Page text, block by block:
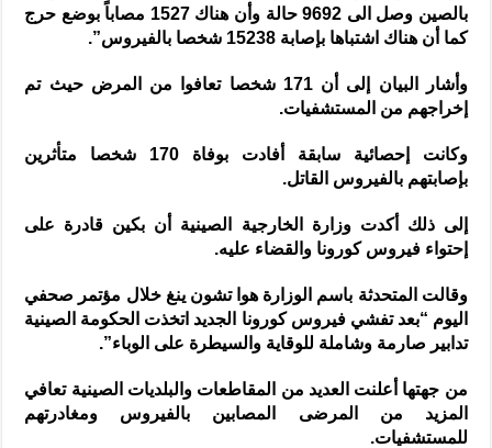
بالصين وصل الى 9692 حالة وأن هناك 1527 مصاباً بوضع حرج
كما أن هناك اشتباها بإصابة 15238 شخصا بالفيروس”.
وأشار البيان إلى أن 171 شخصا تعافوا من المرض حيث تم
إخراجهم من المستشفيات.
وكانت إحصائية سابقة أفادت بوفاة 170 شخصا متأثرين
بإصابتهم بالفيروس القاتل.
إلى ذلك أكدت وزارة الخارجية الصينية أن بكين قادرة على
إحتواء فيروس كورونا والقضاء عليه.
وقالت المتحدثة باسم الوزارة هوا تشون ينغ خلال مؤتمر صحفي
اليوم “بعد تفشي فيروس كورونا الجديد اتخذت الحكومة الصينية
تدابير صارمة وشاملة للوقاية والسيطرة على الوباء”.
من جهتها أعلنت العديد من المقاطعات والبلديات الصينية تعافي
المزيد من المرضى المصابين بالفيروس ومغادرتهم
للمستشفيات.